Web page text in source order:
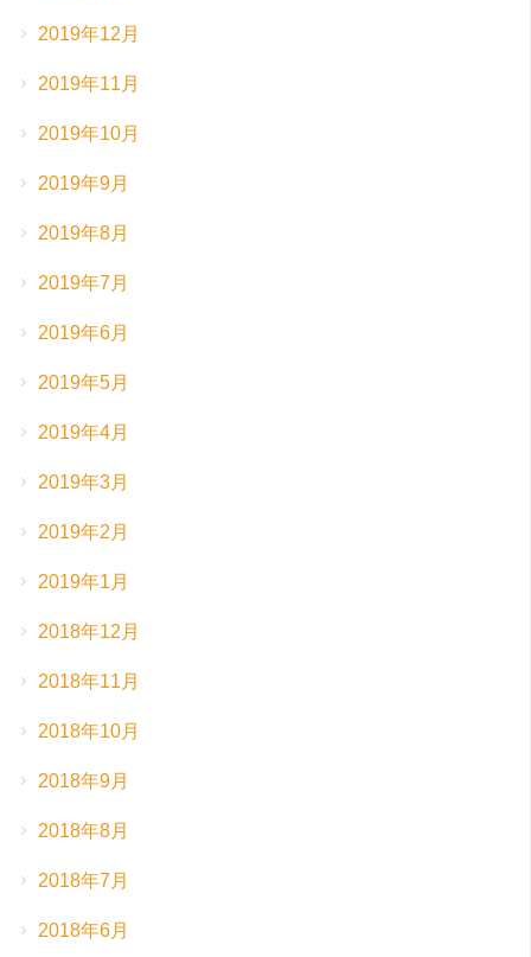
2019年12月
2019年11月
2019年10月
2019年9月
2019年8月
2019年7月
2019年6月
2019年5月
2019年4月
2019年3月
2019年2月
2019年1月
2018年12月
2018年11月
2018年10月
2018年9月
2018年8月
2018年7月
2018年6月